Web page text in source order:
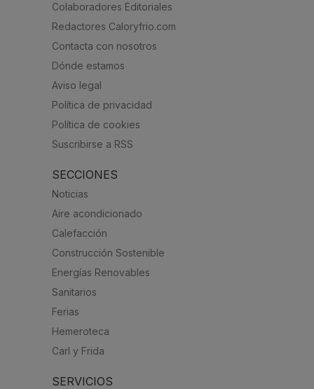
Colaboradores Editoriales
Redactores Caloryfrio.com
Contacta con nosotros
Dónde estamos
Aviso legal
Política de privacidad
Política de cookies
Suscribirse a RSS
SECCIONES
Noticias
Aire acondicionado
Calefacción
Construcción Sostenible
Energías Renovables
Sanitarios
Ferias
Hemeroteca
Carl y Frida
SERVICIOS